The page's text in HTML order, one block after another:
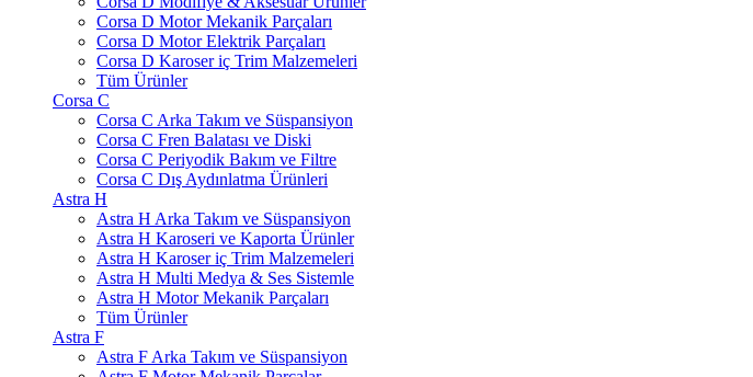
Corsa D Motor Mekanik Parçaları
Corsa D Motor Elektrik Parçaları
Corsa D Karoser iç Trim Malzemeleri
Tüm Ürünler
Corsa C
Corsa C Arka Takım ve Süspansiyon
Corsa C Fren Balatası ve Diski
Corsa C Periyodik Bakım ve Filtre
Corsa C Dış Aydınlatma Ürünleri
Astra H
Astra H Arka Takım ve Süspansiyon
Astra H Karoseri ve Kaporta Ürünler
Astra H Karoser iç Trim Malzemeleri
Astra H Multi Medya & Ses Sistemle
Astra H Motor Mekanik Parçaları
Tüm Ürünler
Astra F
Astra F Arka Takım ve Süspansiyon